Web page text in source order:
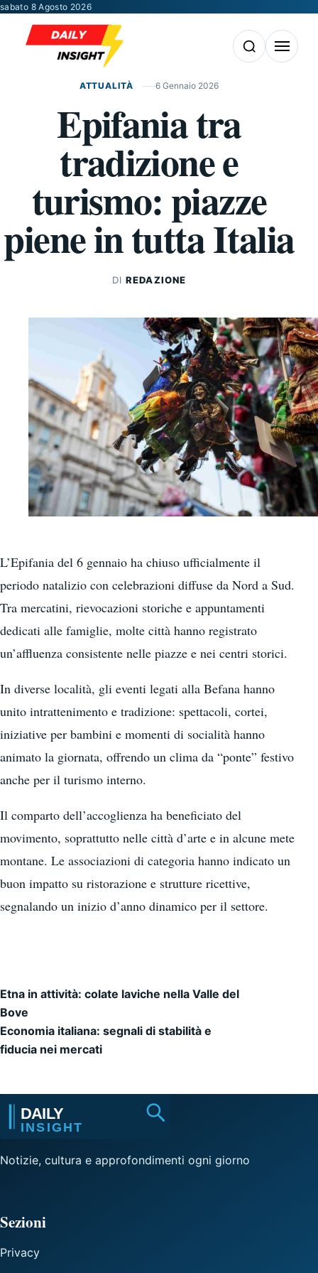
Vai al contenuto
sabato 8 Agosto 2026
Apri la ricerca
Apri il
ATTUALITÀ 6 Gennaio 2026
Epifania tra
tradizione e
turismo: piazze
piene in tutta Italia
DIREDAZIONE
L’Epifania del 6 gennaio ha chiuso ufficialmente il
periodo natalizio con celebrazioni diffuse da Nord a Sud.
Tra mercatini, rievocazioni storiche e appuntamenti
dedicati alle famiglie, molte città hanno registrato
un’affluenza consistente nelle piazze e nei centri storici.
In diverse località, gli eventi legati alla Befana hanno
unito intrattenimento e tradizione: spettacoli, cortei,
iniziative per bambini e momenti di socialità hanno
animato la giornata, offrendo un clima da “ponte” festivo
anche per il turismo interno.
Il comparto dell’accoglienza ha beneficiato del
movimento, soprattutto nelle città d’arte e in alcune mete
montane. Le associazioni di categoria hanno indicato un
buon impatto su ristorazione e strutture ricettive,
segnalando un inizio d’anno dinamico per il settore.
Navigazione articoli
Etna in attività: colate laviche nella Valle del
Bove
Economia italiana: segnali di stabilità e
fiducia nei mercati
Notizie, cultura e approfondimenti ogni giorno
Sezioni
Privacy